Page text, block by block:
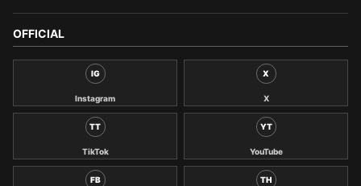
OFFICIAL
IG
Instagram
X
X
TT
TikTok
YT
YouTube
FB TH